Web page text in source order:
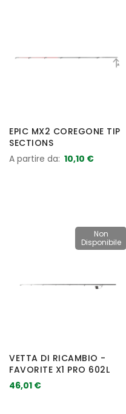
EPIC MX2 COREGONE TIP
SECTIONS
A partire da 10,10 €
Non
Disponibile
VETTA DI RICAMBIO -
FAVORITE X1 PRO 602L
46,01 €